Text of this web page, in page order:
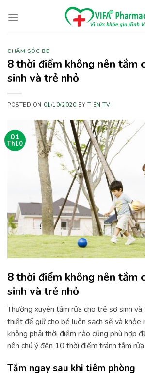
CHĂM SÓC BÉ
8 thời điểm không nên tắm
sinh và trẻ nhỏ
POSTED ON 01/10/2020 BYTIÊN TV
01
Th10
8 thời điểm không nên tắm
sinh và trẻ nhỏ
Thường xuyên tắm rửa cho trẻ sơ sinh và
thiết để giữ cho bé luôn sạch sẽ và khỏe
không phải thời điểm nào cũng phù hợp
nên chú ý đến 10 thời điểm tránh tắm
Tắm ngay sau khi tiêm phòng